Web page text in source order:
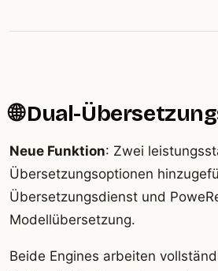
🌐 Dual-
Neue Funktion: Zwei
Übersetzungsoptionen
Übersetzungsdienst und
Modellübersetzung.
Beide Engines arbeiten